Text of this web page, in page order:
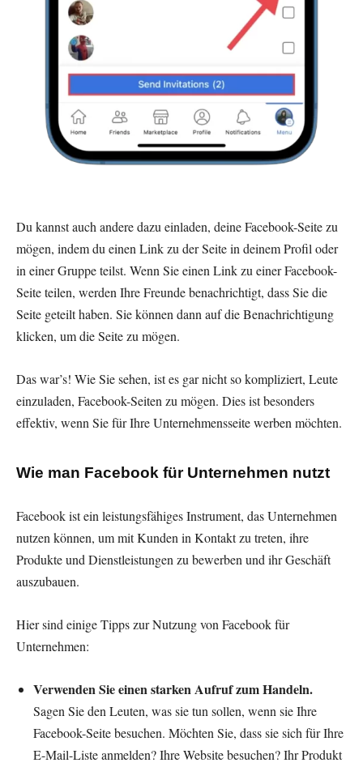
Du kannst auch andere dazu einladen, deine Facebook-Seite zu
mögen, indem du einen Link zu der Seite in deinem Profil oder
in einer Gruppe teilst. Wenn Sie einen Link zu einer Facebook-
Seite teilen, werden Ihre Freunde benachrichtigt, dass Sie die
Seite geteilt haben. Sie können dann auf die Benachrichtigung
klicken, um die Seite zu mögen.
Das war’s! Wie Sie sehen, ist es gar nicht so kompliziert, Leute
einzuladen, Facebook-Seiten zu mögen. Dies ist besonders
effektiv, wenn Sie für Ihre Unternehmensseite werben möchten.
Wie man Facebook für Unternehmen nutzt
Facebook ist ein leistungsfähiges Instrument, das Unternehmen
nutzen können, um mit Kunden in Kontakt zu treten, ihre
Produkte und Dienstleistungen zu bewerben und ihr Geschäft
auszubauen.
Hier sind einige Tipps zur Nutzung von Facebook für
Unternehmen:
Verwenden Sie einen starken Aufruf zum Handeln.
Sagen Sie den Leuten, was sie tun sollen, wenn sie Ihre
Facebook-Seite besuchen. Möchten Sie, dass sie sich für Ihre
E-Mail-Liste anmelden? Ihre Website besuchen? Ihr Produkt